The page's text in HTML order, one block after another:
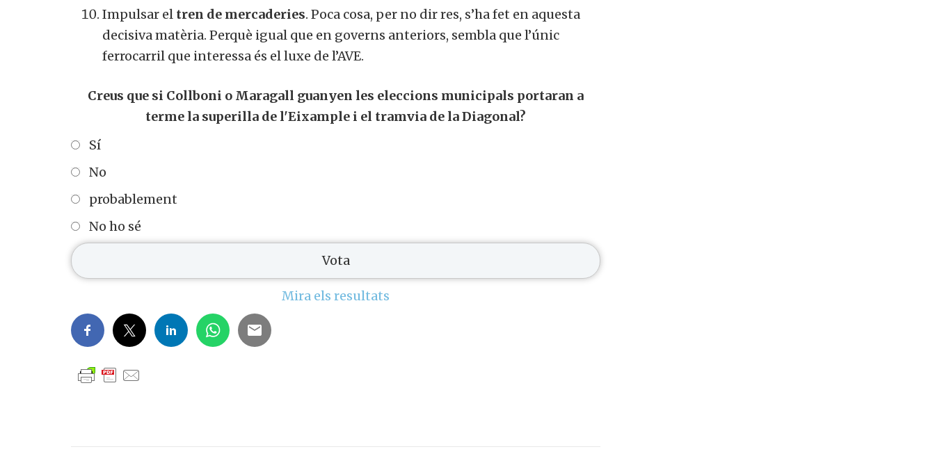
Impulsar el tren de mercaderies. Poca cosa, per no dir res, s’ha fet en aquesta
decisiva matèria. Perquè igual que en governs anteriors, sembla que l’únic
ferrocarril que interessa és el luxe de l’AVE.
Creus que si Collboni o Maragall guanyen les eleccions municipals portaran a
terme la superilla de l'Eixample i el tramvia de la Diagonal?
Sí
No
probablement
No ho sé
Mira els resultats